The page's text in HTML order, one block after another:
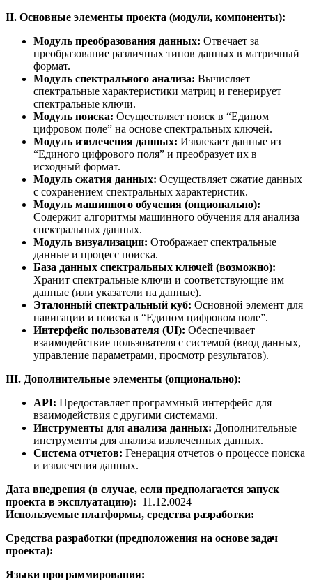
II. Основные элементы проекта (модули, компоненты):
Модуль преобразования данных: Отвечает за
преобразование различных типов данных в матричный
формат.
Модуль спектрального анализа: Вычисляет
спектральные характеристики матриц и генерирует
спектральные ключи.
Модуль поиска: Осуществляет поиск в “Едином
цифровом поле” на основе спектральных ключей.
Модуль извлечения данных: Извлекает данные из
“Единого цифрового поля” и преобразует их в
исходный формат.
Модуль сжатия данных: Осуществляет сжатие данных
с сохранением спектральных характеристик.
Модуль машинного обучения (опционально):
Содержит алгоритмы машинного обучения для анализа
спектральных данных.
Модуль визуализации: Отображает спектральные
данные и процесс поиска.
База данных спектральных ключей (возможно):
Хранит спектральные ключи и соответствующие им
данные (или указатели на данные).
Эталонный спектральный куб: Основной элемент для
навигации и поиска в “Едином цифровом поле”.
Интерфейс пользователя (UI): Обеспечивает
взаимодействие пользователя с системой (ввод данных,
управление параметрами, просмотр результатов).
III. Дополнительные элементы (опционально):
API: Предоставляет программный интерфейс для
взаимодействия с другими системами.
Инструменты для анализа данных: Дополнительные
инструменты для анализа извлеченных данных.
Система отчетов: Генерация отчетов о процессе поиска
и извлечения данных.
Дата внедрения (в случае, если предполагается запуск
проекта в эксплуатацию): 11.12.0024
Используемые платформы, средства разработки:
Средства разработки (предположения на основе задач
проекта):
Языки программирования: